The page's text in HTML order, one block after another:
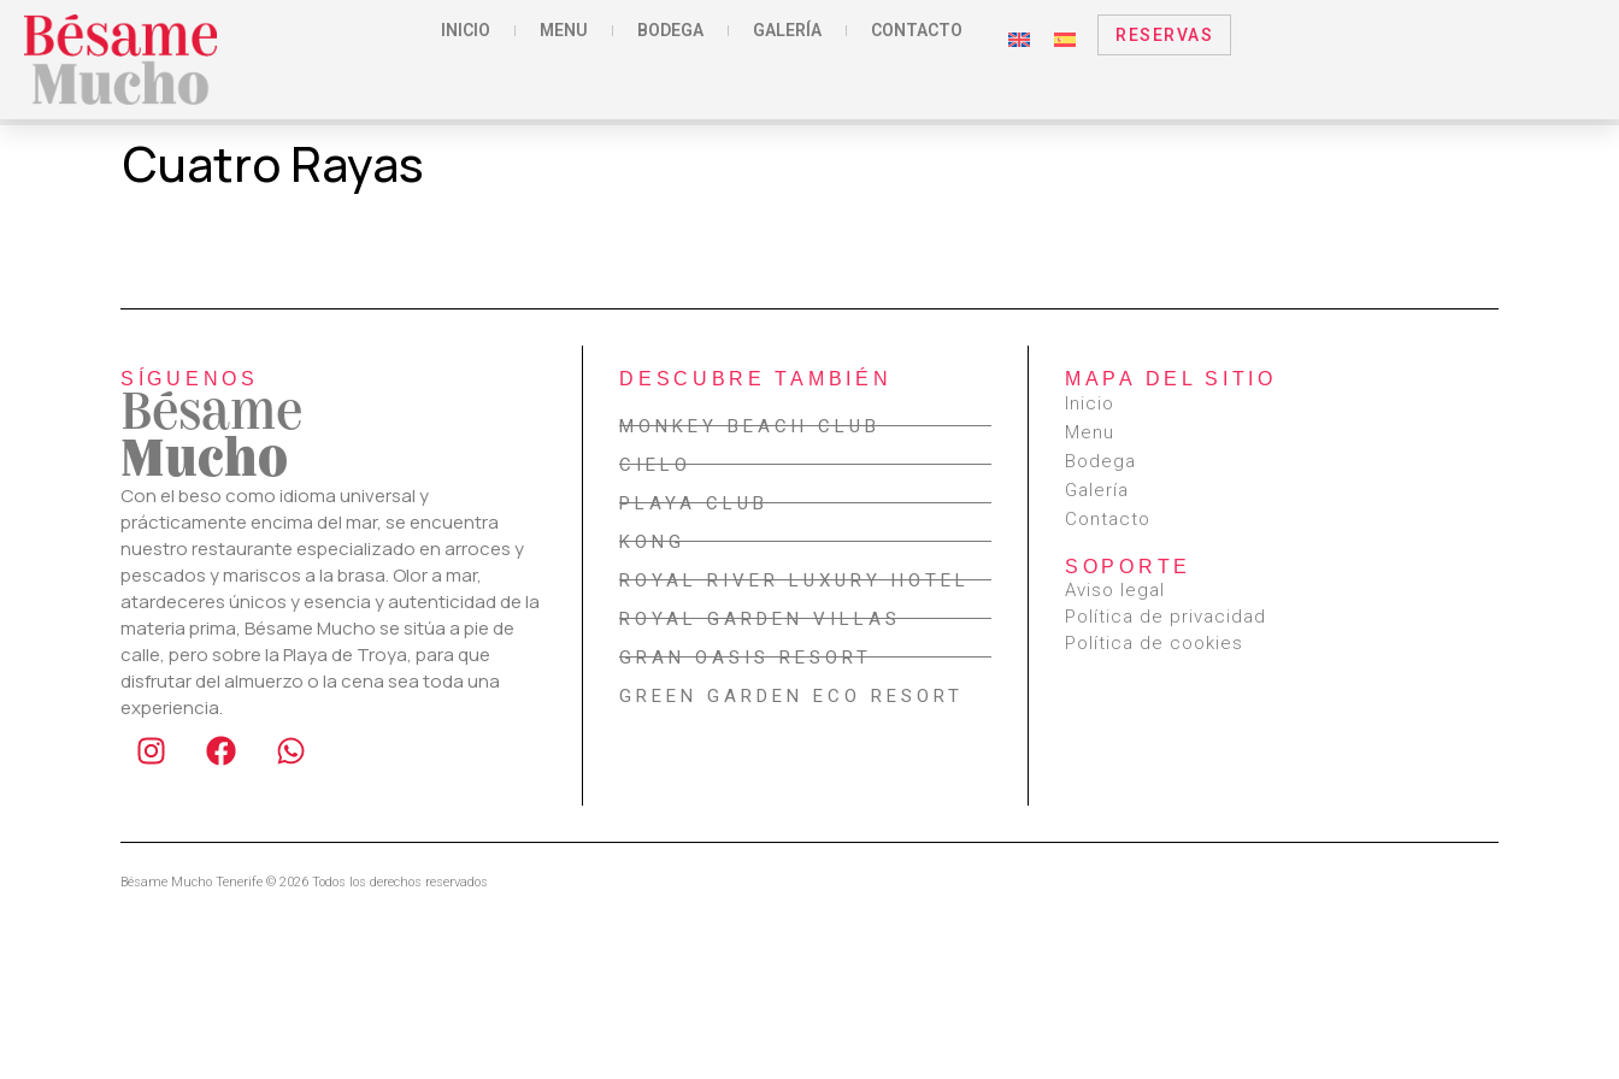
INICIO MENU BODEGA GALERÍA CONTACTO RESERVAS
Cuatro Rayas
SÍGUENOS
Bésame
Mucho
Con el beso como idioma universal y
prácticamente encima del mar, se encuentra
nuestro restaurante especializado en arroces y
pescados y mariscos a la brasa. Olor a mar,
atardeceres únicos y esencia y autenticidad de la
materia prima, Bésame Mucho se sitúa a pie de
calle, pero sobre la Playa de Troya, para que
disfrutar del almuerzo o la cena sea toda una
experiencia.
DESCUBRE TAMBIÉN
MONKEY BEACH CLUB
CIELO
PLAYA CLUB
KONG
ROYAL RIVER LUXURY HOTEL
ROYAL GARDEN VILLAS
GRAN OASIS RESORT
GREEN GARDEN ECO RESORT
MAPA DEL SITIO
Inicio
Menu
Bodega
Galería
Contacto
SOPORTE
Aviso legal
Política de privacidad
Política de cookies
Bésame Mucho Tenerife © 2026 Todos los derechos reservados